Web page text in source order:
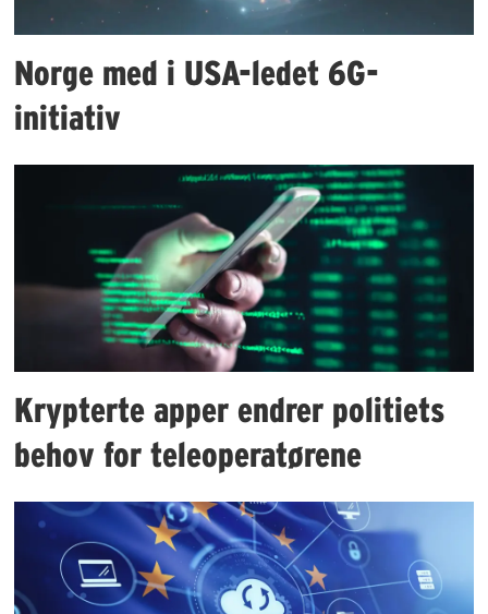
Norge med i USA-ledet 6G-
initiativ
Krypterte apper endrer politiets
behov for teleoperatørene